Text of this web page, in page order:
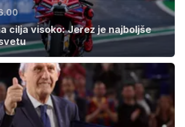
cilja visoko: Jerez je najboljše